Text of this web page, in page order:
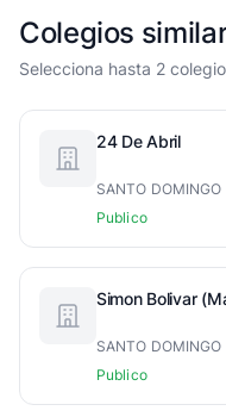
Colegios
Selecciona hasta 2
24 De Abril
SANTO
Publico
Simon Bolivar
SANTO
Publico